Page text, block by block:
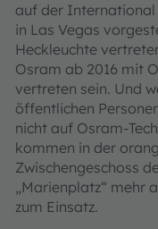
auf der International
in Las Vegas
Heckleuchte
Osram ab 2016 mit
vertreten sein. Und
öffentlichen
nicht auf Osram-
kommen in der
Zwischengeschoss
„Marienplatz“ mehr
zum Einsatz.